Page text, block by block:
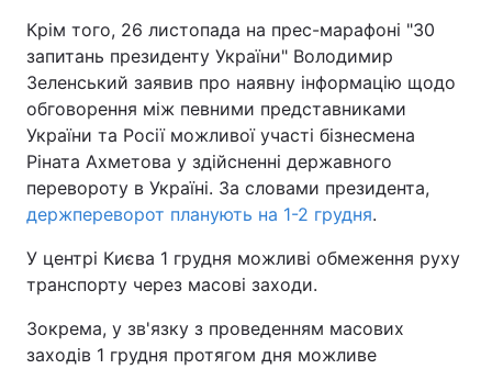
Крім того, 26 листопада на прес-марафоні "30
запитань президенту України" Володимир
Зеленський заявив про наявну інформацію щодо
обговорення між певними представниками
України та Росії можливої участі бізнесмена
Ріната Ахметова у здійсненні державного
перевороту в Україні. За словами президента,
держпереворот планують на 1-2 грудня.
У центрі Києва 1 грудня можливі обмеження руху
транспорту через масові заходи.
Зокрема, у зв'язку з проведенням масових
заходів 1 грудня протягом дня можливе